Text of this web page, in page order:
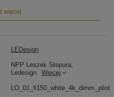
150 cm, Orbit No.1
duży stół–
z wyspą
funkcjonalność
salonu z wysokim
centralny
więcej
LEDesign
NPP Leszek Stepura,
Ledesign
Więcej
LO_01_fi150_white_4k_dimm_pilot